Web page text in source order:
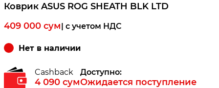
Коврик ASUS ROG SHEATH BLK LTD
409 000 сум| c учетом НДС
Нет в наличии
Cashback
4 090 сум
Доступно:
Ожидается поступление